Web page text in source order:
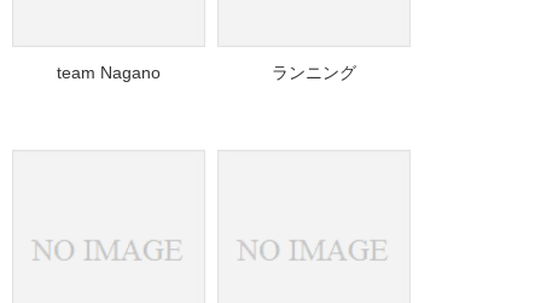
team Nagano ランニング